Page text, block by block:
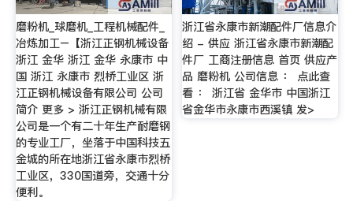
磨粉机_球磨机_工程机械配件_
冶炼加工–【浙江正钢机械设备
浙江 金华 浙江 金华 永康市 中
国 浙江 永康市 烈桥工业区 浙
江正钢机械设备有限公司 公司
简介 更多 > 浙江正钢机械有限
公司是一个有二十年生产耐磨钢
的专业工厂，坐落于中国科技五
金城的所在地浙江省永康市烈桥
工业区，330国道旁，交通十分
便利。
浙江省永康市新潮配件厂信息介
绍 - 供应 浙江省永康市新潮配
件厂 工商注册信息 首页 供应产
品 磨粉机 公司信息 ： 点此查
看 ： 浙江省 金华市 中国浙江
省金华市永康市西溪镇 发>